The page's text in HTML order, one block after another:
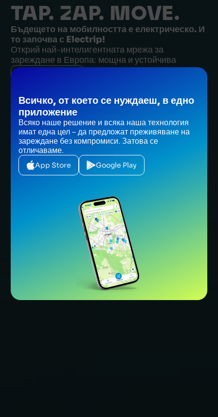
TAP. ZAP. MOVE.
Бъдещето на мобилността е електрическо. И
то започва с Electrip!
Открий най-интелигентната мрежа за
зареждане в Европа: мощна и устойчива
Разгледай
Всичко, от което се нуждаеш, в едно
приложение
Всяко наше решение и всяка наша технология
имат една цел – да предложат преживяване на
зареждане без компромиси. Затова се
отличаваме.
App Store Google Play
CONTATTACI